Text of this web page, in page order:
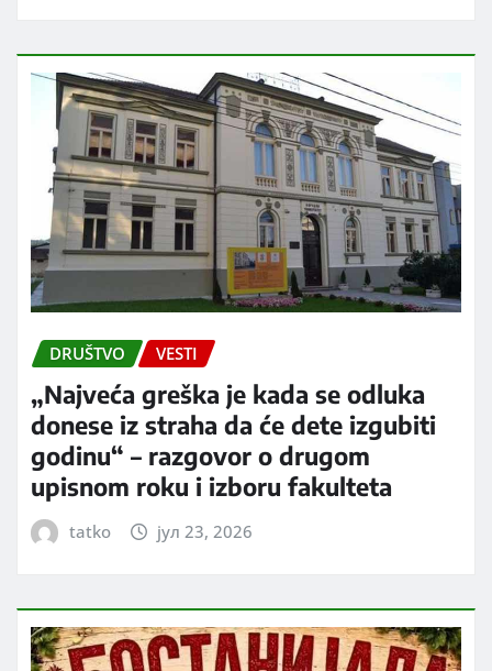
DRUŠTVO VESTI
„Najveća greška je kada se odluka
donese iz straha da će dete izgubiti
godinu“ – razgovor o drugom
upisnom roku i izboru fakulteta
tatko јул 23, 2026